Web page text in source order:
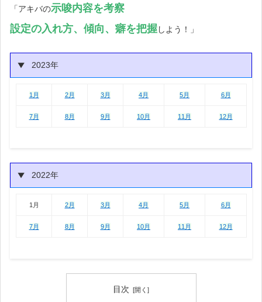
「アキバの示唆内容を考察
設定の入れ方、傾向、癖を把握しよう！」
2023年
1月 2月 3月 4月 5月 6月
7月 8月 9月 10月 11月 12月
2022年
1月 2月 3月 4月 5月 6月
7月 8月 9月 10月 11月 12月
目次